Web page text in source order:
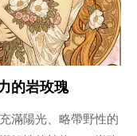
的岩玫瑰
滿陽光、略帶野性的